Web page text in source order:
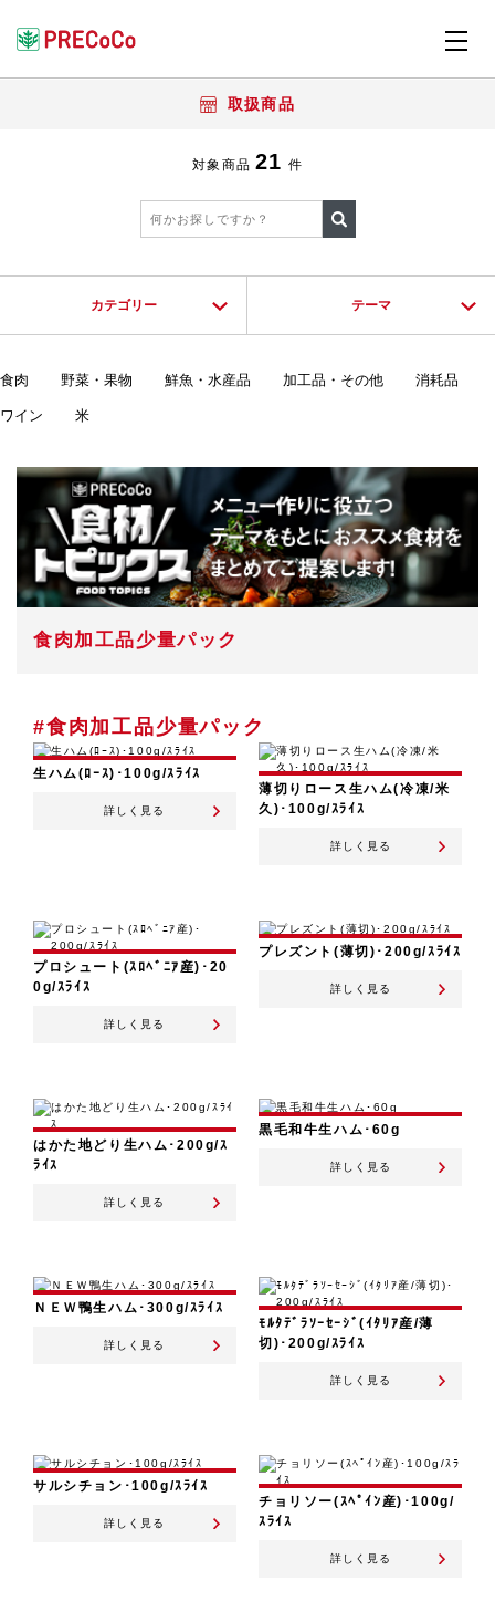
取扱商品
対象商品 21 件
カテゴリー テーマ
食肉 野菜・果物 鮮魚・水産品 加工品・その他 消耗品
ワイン 米
食肉加工品少量パック
#食肉加工品少量パック
生ハム(ﾛｰｽ)･100g/ｽﾗｲｽ
詳しく見る
薄切りロース生ハム(冷凍/米
久)･100g/ｽﾗｲｽ
詳しく見る
プロシュート(ｽﾛﾍﾞﾆｱ産)･20
0g/ｽﾗｲｽ
詳しく見る
プレズント(薄切)･200g/ｽﾗｲｽ
詳しく見る
はかた地どり生ハム･200g/ｽ
ﾗｲｽ
詳しく見る
黒毛和牛生ハム･60g
詳しく見る
ＮＥＷ鴨生ハム･300g/ｽﾗｲｽ
詳しく見る
ﾓﾙﾀﾃﾞﾗｿｰｾｰｼﾞ(ｲﾀﾘｱ産/薄
切)･200g/ｽﾗｲｽ
詳しく見る
サルシチョン･100g/ｽﾗｲｽ
詳しく見る
チョリソー(ｽﾍﾟｲﾝ産)･100g/
ｽﾗｲｽ
詳しく見る